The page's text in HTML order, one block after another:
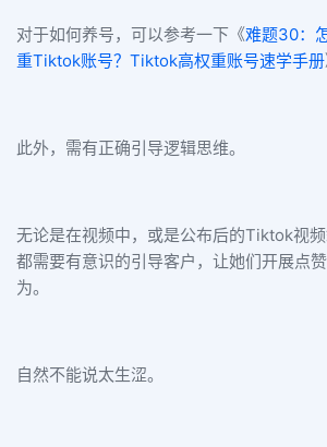
对于如何养号，可以参考一下《难题30：
重Tiktok账号？Tiktok高权重账号速学手册
此外，需有正确引导逻辑思维。
无论是在视频中，或是公布后的Tiktok视频
都需要有意识的引导客户，让她们开展点
为。
自然不能说太生涩。